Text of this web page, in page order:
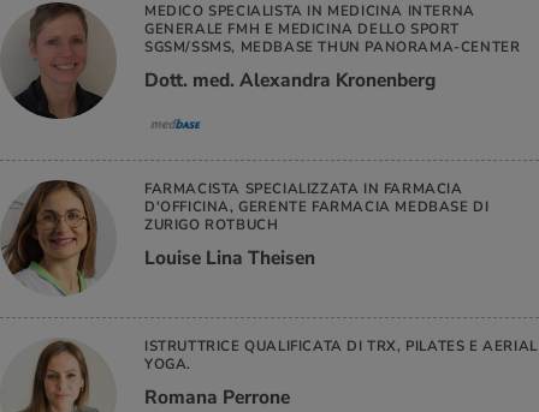
MEDICO SPECIALISTA IN MEDICINA INTERNA
GENERALE FMH E MEDICINA DELLO SPORT
SGSM/SSMS, MEDBASE THUN PANORAMA-CENTER
Dott. med. Alexandra Kronenberg
FARMACISTA SPECIALIZZATA IN FARMACIA
D'OFFICINA, GERENTE FARMACIA MEDBASE DI
ZURIGO ROTBUCH
Louise Lina Theisen
ISTRUTTRICE QUALIFICATA DI TRX, PILATES E AERIAL
YOGA.
Romana Perrone